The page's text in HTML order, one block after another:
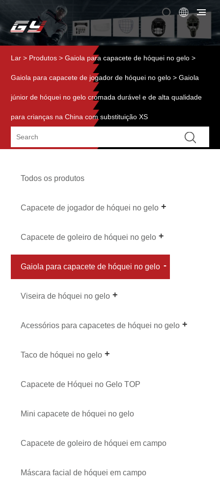
Lar > Produtos >Gaiola para capacete de hóquei no gelo >
Gaiola para capacete de jogador de hóquei no gelo > Gaiola
júnior de hóquei no gelo cromada durável e de alta qualidade
para crianças na China com substituição XS
Todos os produtos
Capacete de jogador de hóquei no gelo
Capacete de goleiro de hóquei no gelo
Gaiola para capacete de hóquei no gelo
Viseira de hóquei no gelo
Acessórios para capacetes de hóquei no gelo
Taco de hóquei no gelo
Capacete de Hóquei no Gelo TOP
Mini capacete de hóquei no gelo
Capacete de goleiro de hóquei em campo
Máscara facial de hóquei em campo